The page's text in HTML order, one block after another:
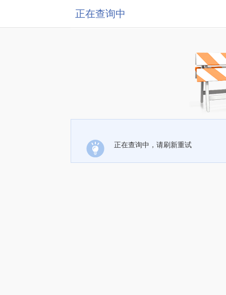
正在查询中
正在查询中，请刷新重试